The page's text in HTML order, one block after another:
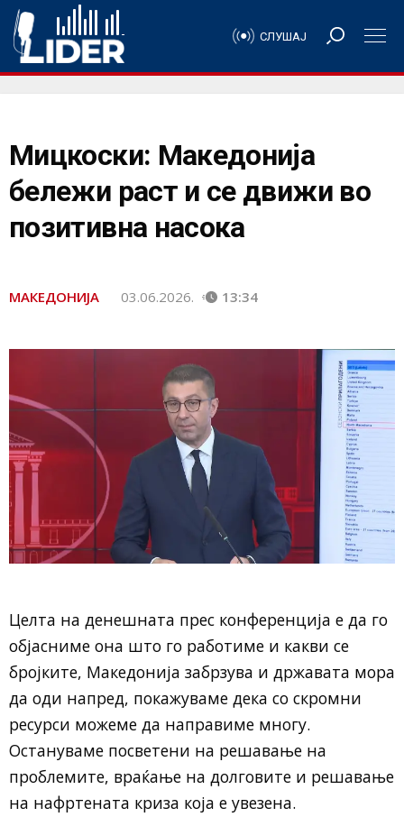
СЛУШАЈ
Мицкоски: Македонија
бележи раст и се движи во
позитивна насока
МАКЕДОНИЈА 03.06.2026. 13:34
Целта на денешната прес конференција е да го
објасниме она што го работиме и какви се
бројките, Македонија забрзува и државата мора
да оди напред, покажуваме дека со скромни
ресурси можеме да направиме многу.
Остануваме посветени на решавање на
проблемите, враќање на долговите и решавање
на нафртената криза која е увезена.